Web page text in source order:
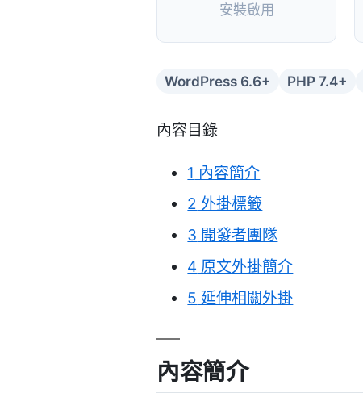
安裝啟用
WordPress 6.6+ PHP 7.4+
內容目錄
1 內容簡介
2 外掛標籤
3 開發者團隊
4 原文外掛簡介
5 延伸相關外掛
內容簡介